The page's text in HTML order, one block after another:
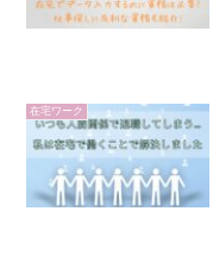
在宅ワーク